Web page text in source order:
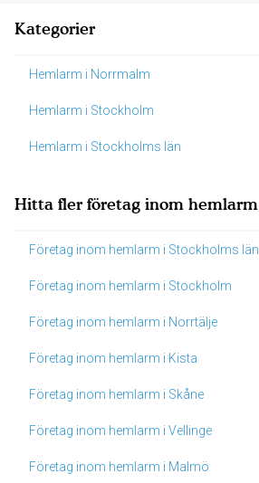
Kategorier
Hemlarm i Norrmalm
Hemlarm i Stockholm
Hemlarm i Stockholms län
Hitta fler företag inom hemlarm
Företag inom hemlarm i Stockholms län
Företag inom hemlarm i Stockholm
Företag inom hemlarm i Norrtälje
Företag inom hemlarm i Kista
Företag inom hemlarm i Skåne
Företag inom hemlarm i Vellinge
Företag inom hemlarm i Malmö